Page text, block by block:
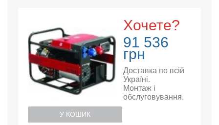
Хочете?
91 536
грн
Доставка по всій
Україні.
Монтаж і
обслуговування.
У КОШИК